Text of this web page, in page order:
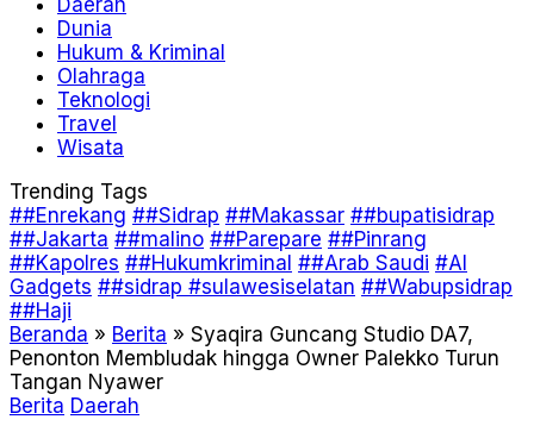
Daerah
Dunia
Hukum & Kriminal
Olahraga
Teknologi
Travel
Wisata
Trending Tags
##Enrekang ##Sidrap ##Makassar ##bupatisidrap
##Jakarta ##malino ##Parepare ##Pinrang
##Kapolres ##Hukumkriminal ##Arab Saudi #AI
Gadgets ##sidrap #sulawesiselatan ##Wabupsidrap
##Haji
Beranda » Berita » Syaqira Guncang Studio DA7,
Penonton Membludak hingga Owner Palekko Turun
Tangan Nyawer
Berita Daerah